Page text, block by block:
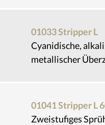
01033 Stripper L
Cyanidische,
metallischer
01041 Stripper L
Zweistufiges